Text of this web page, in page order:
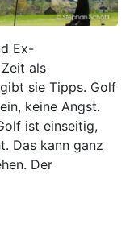
Ex-
als
sie Tipps. Golf
keine Angst.
ist einseitig,
Das kann ganz
Der